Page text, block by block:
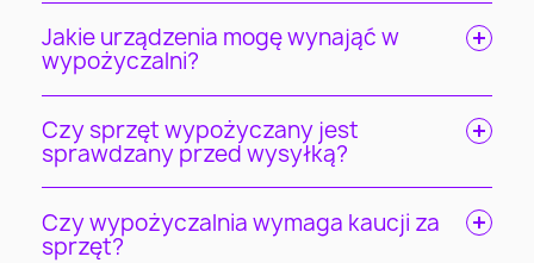
Jakie urządzenia mogę wynająć w
wypożyczalni?
Czy sprzęt wypożyczany jest
sprawdzany przed wysyłką?
Czy wypożyczalnia wymaga kaucji za
sprzęt?